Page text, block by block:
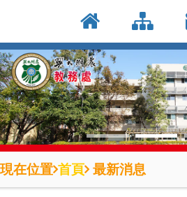
到
主
要
內
容
區
現在位置 首頁 最新消息